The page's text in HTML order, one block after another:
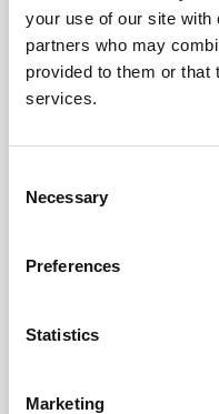
your use of our site with
partners who may
provided to them or that
services.
Selection
Necessary
Preferences
Statistics
Marketing
Il Consiglio di
Civitavecchia